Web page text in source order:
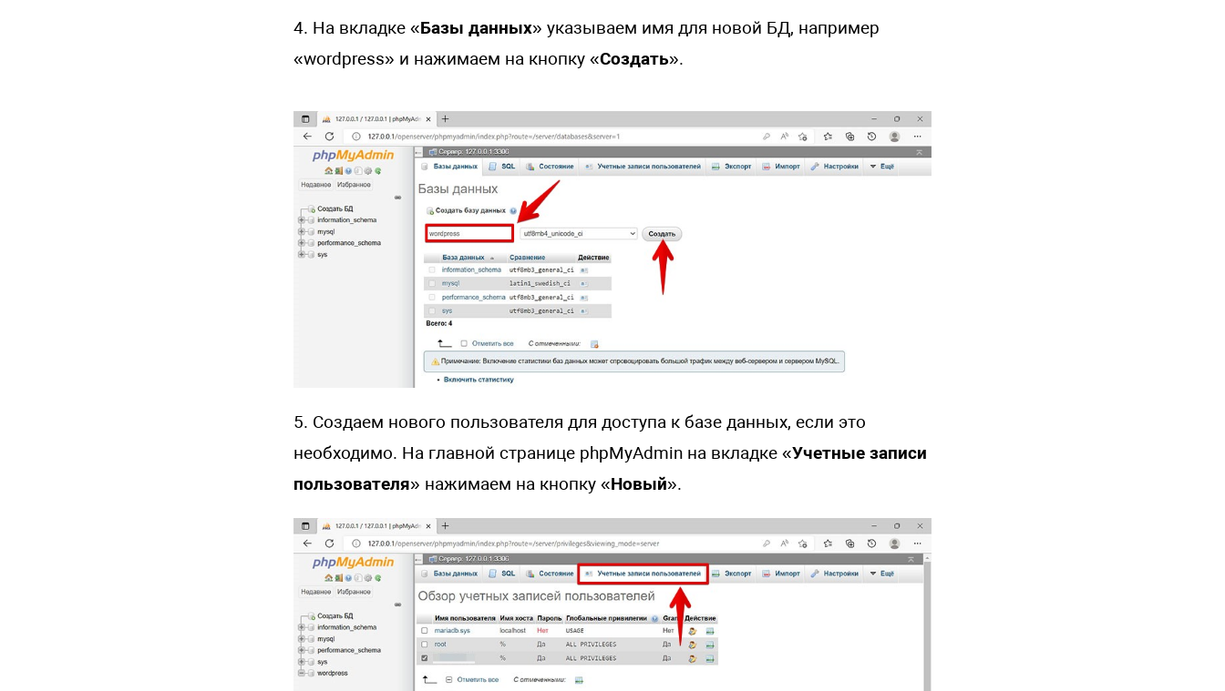
4. На вкладке «Базы данных» указываем имя для новой БД, например
«wordpress» и нажимаем на кнопку «Создать».
5. Создаем нового пользователя для доступа к базе данных, если это
необходимо. На главной странице phpMyAdmin на вкладке «Учетные записи
пользователя» нажимаем на кнопку «Новый».